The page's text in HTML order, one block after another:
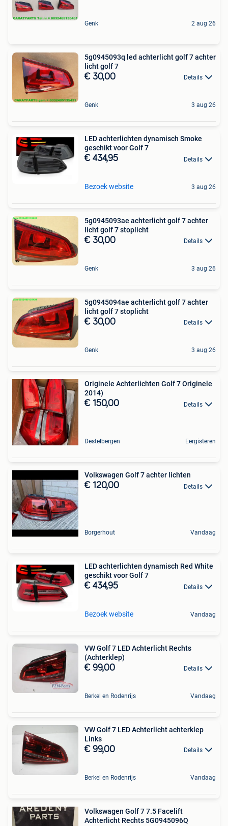
Genk 2 aug 26
5g0945093q led achterlicht golf 7 achter
licht golf 7
€ 30,00 Details
Genk 3 aug 26
LED achterlichten dynamisch Smoke
geschikt voor Golf 7
€ 434,95 Details
Bezoek website 3 aug 26
5g0945093ae achterlicht golf 7 achter
licht golf 7 stoplicht
€ 30,00 Details
Genk 3 aug 26
5g0945094ae achterlicht golf 7 achter
licht golf 7 stoplicht
€ 30,00 Details
Genk 3 aug 26
Originele Achterlichten Golf 7 Originele
2014)
€ 150,00 Details
Destelbergen Eergisteren
Volkswagen Golf 7 achter lichten
€ 120,00 Details
Borgerhout Vandaag
LED achterlichten dynamisch Red White
geschikt voor Golf 7
€ 434,95 Details
Bezoek website Vandaag
VW Golf 7 LED Achterlicht Rechts
(Achterklep)
€ 99,00 Details
Berkel en Rodenrijs Vandaag
VW Golf 7 LED Achterlicht achterklep
Links
€ 99,00 Details
Berkel en Rodenrijs Vandaag
Volkswagen Golf 7 7.5 Facelift
Achterlicht Rechts 5G0945096Q